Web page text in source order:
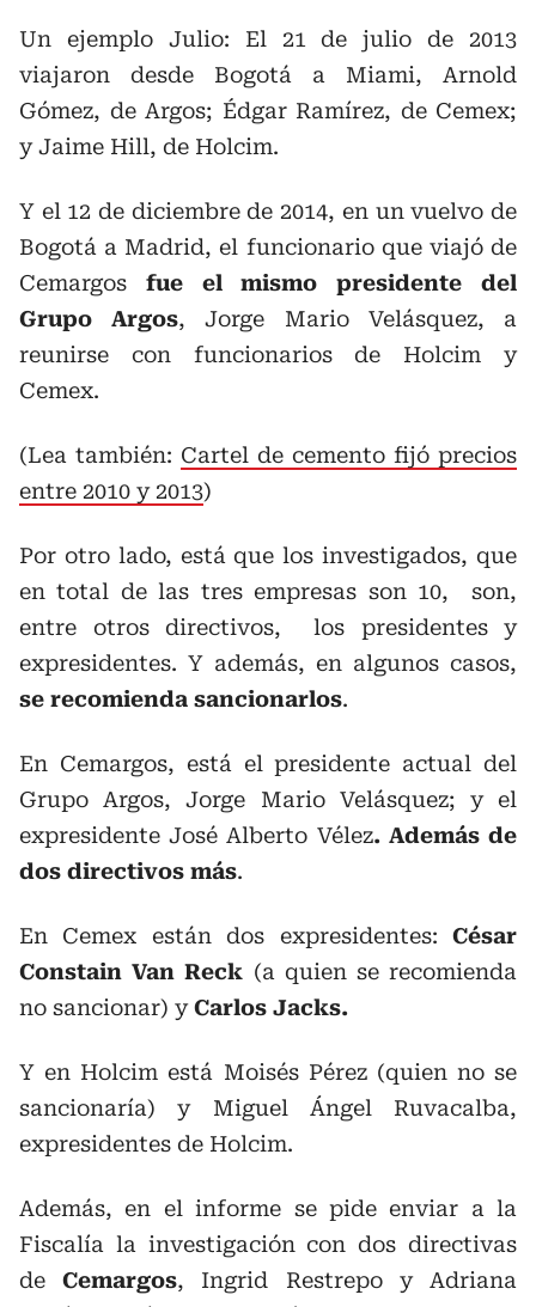
Un ejemplo Julio: El 21 de julio de 2013
viajaron desde Bogotá a Miami, Arnold
Gómez, de Argos; Édgar Ramírez, de Cemex;
y Jaime Hill, de Holcim.
Y el 12 de diciembre de 2014, en un vuelvo de
Bogotá a Madrid, el funcionario que viajó de
Cemargos fue el mismo presidente del
Grupo Argos, Jorge Mario Velásquez, a
reunirse con funcionarios de Holcim y
Cemex.
(Lea también: Cartel de cemento fijó precios
entre 2010 y 2013)
Por otro lado, está que los investigados, que
en total de las tres empresas son 10, son,
entre otros directivos, los presidentes y
expresidentes. Y además, en algunos casos,
se recomienda sancionarlos.
En Cemargos, está el presidente actual del
Grupo Argos, Jorge Mario Velásquez; y el
expresidente José Alberto Vélez. Además de
dos directivos más.
En Cemex están dos expresidentes: César
Constain Van Reck (a quien se recomienda
no sancionar) yCarlos Jacks.
Y en Holcim está Moisés Pérez (quien no se
sancionaría) y Miguel Ángel Ruvacalba,
expresidentes de Holcim.
Además, en el informe se pide enviar a la
Fiscalía la investigación con dos directivas
deCemargos, Ingrid Restrepo y Adriana